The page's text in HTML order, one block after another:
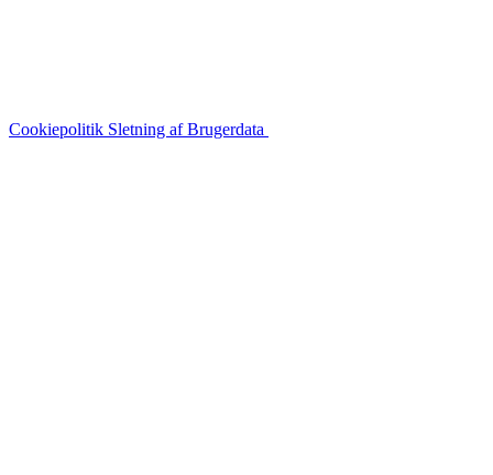
Cookiepolitik Sletning af Brugerdata